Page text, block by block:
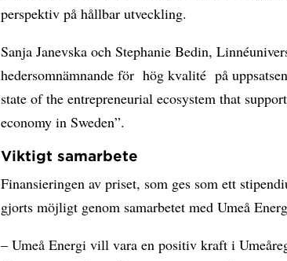
perspektiv på hållbar utveckling.
Sanja Janevska och Stephanie Bedin,
hedersomnämnande för hög kvalité på
state of the entrepreneurial ecosystem that
economy in Sweden”.
Viktigt samarbete
Finansieringen av priset, som ges som ett
gjorts möjligt genom samarbetet med Umeå
– Umeå Energi vill vara en positiv kraft i